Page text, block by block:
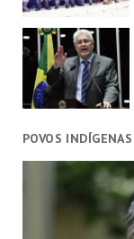
POVOS INDÍGENAS